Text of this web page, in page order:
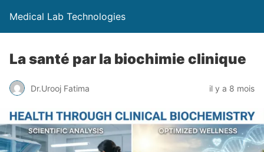
Medical Lab Technologies
La santé par la biochimie clinique
Dr.Urooj Fatima il y a 8 mois